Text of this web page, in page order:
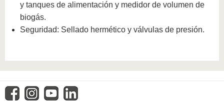
y tanques de alimentación y medidor de volumen de
biogás.
Seguridad: Sellado hermético y válvulas de presión.